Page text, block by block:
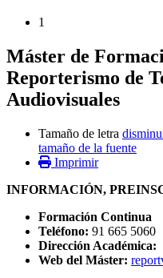
1
Máster de
Reporterismo de
Audiovisuales
Tamaño de letra
tamaño de la fuente
Imprimir
INFORMACIÓN,
Formación Continua
Teléfono: 91 665 5060
Dirección Académica:
Web del Máster: